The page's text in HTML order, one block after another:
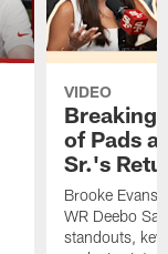
VIDEO
Breaking
of Pads
Sr.'s
Brooke Evans
WR Deebo
standouts,